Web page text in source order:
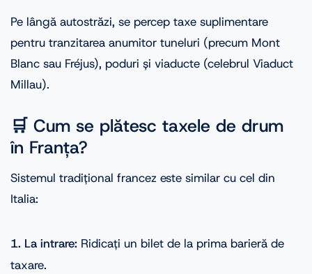
Pe lângă autostrăzi, se percep taxe suplimentare
pentru tranzitarea anumitor tuneluri (precum Mont
Blanc sau Fréjus), poduri și viaducte (celebrul Viaduct
Millau).
🛒 Cum se plătesc taxele de drum
în Franța?
Sistemul tradițional francez este similar cu cel din
Italia:
1. La intrare: Ridicați un bilet de la prima barieră de
taxare.